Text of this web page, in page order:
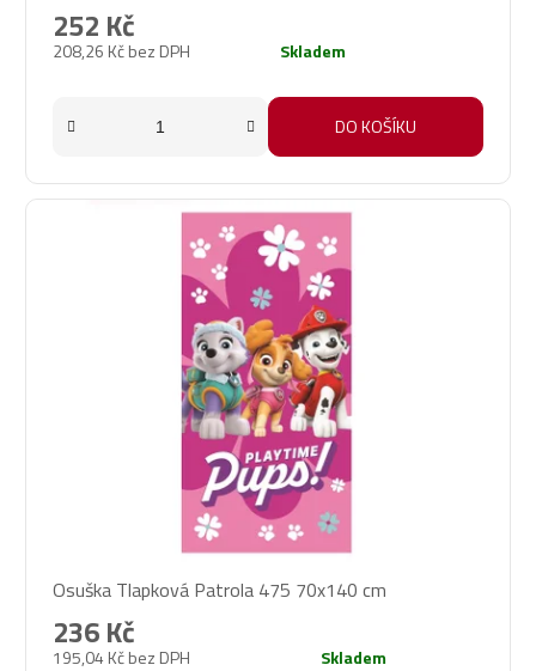
208,26 Kč bez DPH
252 Kč
Skladem
DO KOŠÍKU
Osuška Tlapková Patrola 475 70x140 cm
195,04 Kč bez DPH
236 Kč
Skladem